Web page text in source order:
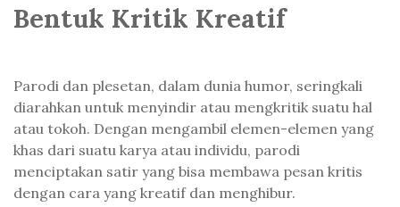
Bentuk Kritik Kreatif
Parodi dan plesetan, dalam dunia humor, seringkali
diarahkan untuk menyindir atau mengkritik suatu hal
atau tokoh. Dengan mengambil elemen-elemen yang
khas dari suatu karya atau individu, parodi
menciptakan satir yang bisa membawa pesan kritis
dengan cara yang kreatif dan menghibur.